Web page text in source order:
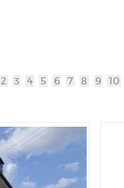
2 3 4 5 6 7 8 9 10